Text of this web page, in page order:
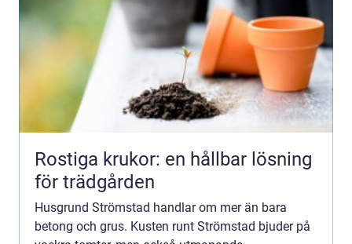
Rostiga krukor: en hållbar lösning
för trädgården
Husgrund Strömstad handlar om mer än bara
betong och grus. Kusten runt Strömstad bjuder på